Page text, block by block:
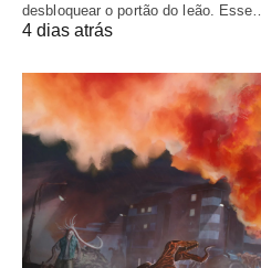
desbloquear o portão do leão. Esse…
4 dias atrás